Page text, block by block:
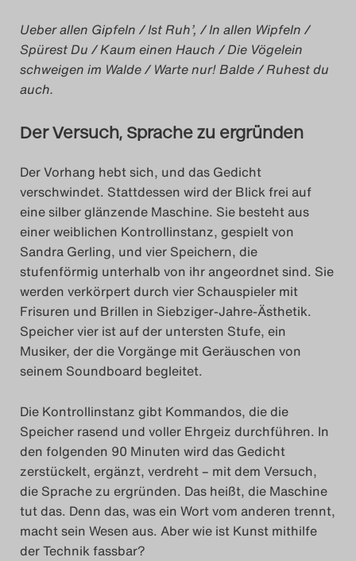
Das Theatertreffen-Blog
Archiv
Impressum
Nutzungsbedingungen
Search
Ueber allen Gipfeln / Ist Ruh’, / In allen Wipfeln /
Spürest Du / Kaum einen Hauch / Die Vögelein
schweigen im Walde / Warte nur! Balde / Ruhest du
auch.
Der Versuch, Sprache zu ergründen
Der Vorhang hebt sich, und das Gedicht
verschwindet. Stattdessen wird der Blick frei auf
eine silber glänzende Maschine. Sie besteht aus
einer weiblichen Kontrollinstanz, gespielt von
Sandra Gerling, und vier Speichern, die
stufenförmig unterhalb von ihr angeordnet sind. Sie
werden verkörpert durch vier Schauspieler mit
Frisuren und Brillen in Siebziger-Jahre-Ästhetik.
Speicher vier ist auf der untersten Stufe, ein
Musiker, der die Vorgänge mit Geräuschen von
seinem Soundboard begleitet.
Die Kontrollinstanz gibt Kommandos, die die
Speicher rasend und voller Ehrgeiz durchführen. In
den folgenden 90 Minuten wird das Gedicht
zerstückelt, ergänzt, verdreht – mit dem Versuch,
die Sprache zu ergründen. Das heißt, die Maschine
tut das. Denn das, was ein Wort vom anderen trennt,
macht sein Wesen aus. Aber wie ist Kunst mithilfe
der Technik fassbar?